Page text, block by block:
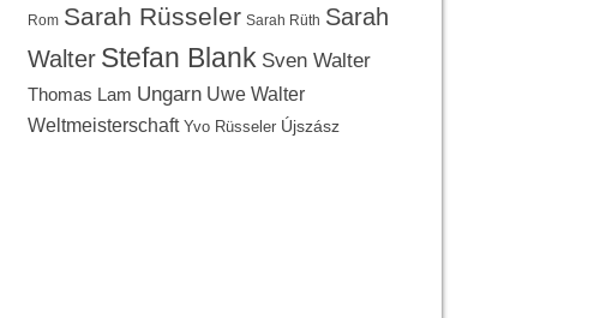
Rom Sarah Rüsseler Sarah Rüth Sarah
Walter Stefan Blank Sven Walter
Thomas Lam Ungarn Uwe Walter
Weltmeisterschaft Yvo Rüsseler Újszász